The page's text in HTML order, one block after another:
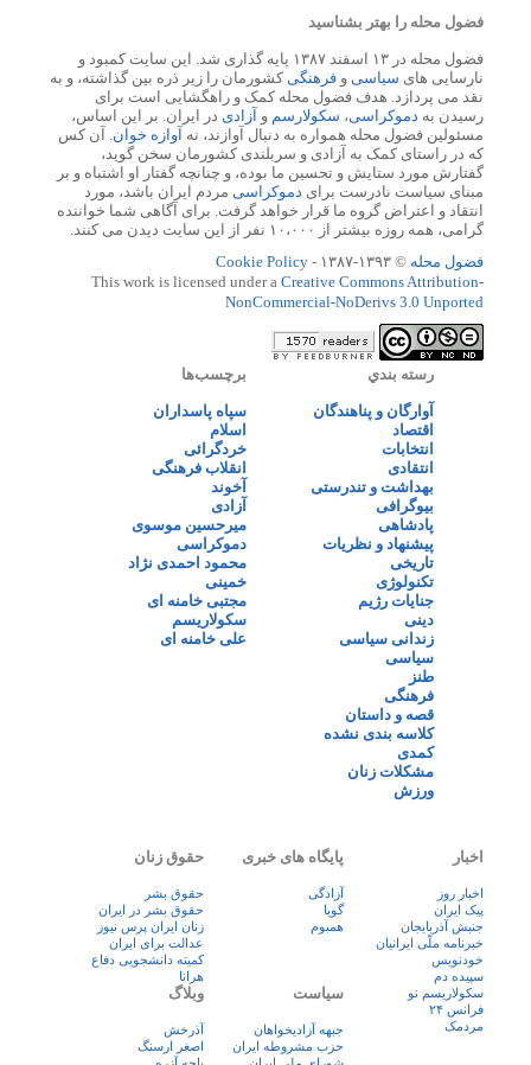
فضول محله را بهتر بشناسید
فضول محله در ۱۳ اسفند ۱۳۸۷ پایه گذاری شد. این سایت کمبود و
نارسایی های سیاسی و فرهنگی کشورمان را زیر ذره بین گذاشته، و به
نقد می پردازد. هدف فضول محله کمک و راهگشایی است برای
رسیدن به دموکراسی، سکولارسم و آزادی در ایران. بر این اساس،
مسئولین فضول محله همواره به دنبال آوازند، نه آوازه خوان . آن کس
که در راستای کمک به آزادی و سربلندی کشورمان سخن گوید،
گفتارش مورد ستایش و تحسین ما بوده، و چنانچه گفتار او اشتباه و بر
مبنای سیاست نادرست برای دموکراسی مردم ایران باشد، مورد
انتقاد و اعتراض گروه ما قرار خواهد گرفت. برای آگاهی شما خواننده
گرامی، همه روزه بیشتر از ۱۰،۰۰۰ نفر از این سایت دیدن می کنند.
فضول محله © ۱۳۹۳-۱۳۸۷ -
Cookie Policy
This work is licensed under a Creative Commons Attribution-
NonCommercial-NoDerivs 3.0 Unported
رسته بندي
آوارگان و پناهندگان
اقتصاد
انتخابات
انتقادی
بهداشت و تندرستی
بیوگرافی
پادشاهی
پیشنهاد و نظریات
تاریخی
تکنولوژی
جنایات رژیم
دینی
زندانی سیاسی
سیاسی
طنز
فرهنگی
قصه و داستان
کلاسه بندی نشده
کمدی
مشکلات زنان
ورزش
برچسب‌ها
سپاه پاسداران
اسلام
خردگرائی
انقلاب فرهنگی
آخوند
آزادی
میرحسین موسوی
دموکراسی
محمود احمدی نژاد
خمینی
مجتبی خامنه ای
سکولاریسم
علی خامنه ای
اخبار
اخبار روز
پيک ايران
جنبش آذربایجان
خبرنامه ملّی ایرانیان
خودنویس
سپیده دم
سکولاریسم نو
فرانس ۲۴
مردمک
پایگاه های خبری
آزادگی
گویا
همبوم
حقوق زنان
حقوق بشر
حقوق بشر در ایران
زنان ايران پرس نيوز
عدالت برای ایران
کمیته دانشجویی دفاع
هرانا
سیاست
جبهه آزادیخواهان
حزب مشروطه ایران
شورای ملی ایران
وبلاگ
آذرخش
اصغر ارسنگ
باچه آزره